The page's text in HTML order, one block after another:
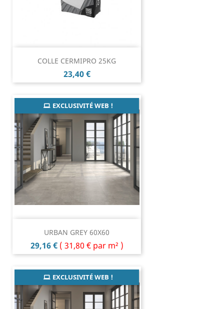
COLLE CERMIPRO 25KG
Prix
23,40 €
URBAN GREY 60X60
Prix
29,16 € ( 31,80 € par m² )
EXCLUSIVITÉ WEB !
EXCLUSIVITÉ WEB !